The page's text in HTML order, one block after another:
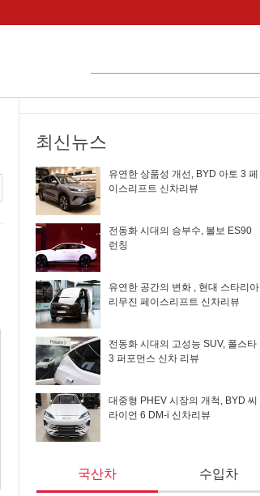
최신뉴스
유연한 상품성 개선, BYD 아토 3 페
이스리프트 신차리뷰
전동화 시대의 승부수, 볼보 ES90
런칭
유연한 공간의 변화 , 현대 스타리아
리무진 페이스리프트 신차리뷰
전동화 시대의 고성능 SUV, 폴스타
3 퍼포먼스 신차 리뷰
대중형 PHEV 시장의 개척, BYD 씨
라이언 6 DM-i 신차리뷰
국산차 수입차